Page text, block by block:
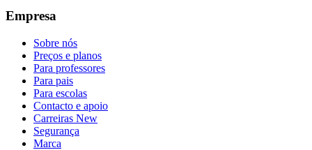
Empresa
Sobre nós
Preços e planos
Para professores
Para pais
Para escolas
Contacto e apoio
Carreiras New
Segurança
Marca